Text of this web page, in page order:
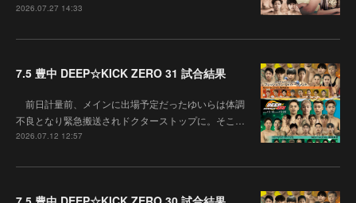
2026.07.27 14:33
7.5 豊中 DEEP☆KICK ZERO 31 試合結果
前日計量前、メインに出場予定だったゆいらは体調
不良となり緊急搬送されドクターストップに。そこ…
2026.07.12 12:57